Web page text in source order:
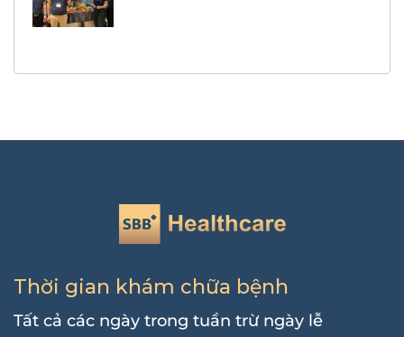
Thời gian khám chữa bệnh
Tất cả các ngày trong tuần trừ ngày lễ